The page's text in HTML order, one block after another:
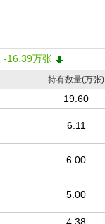
-16.39万张
持有数量(万张)
19.60
6.11
6.00
5.00